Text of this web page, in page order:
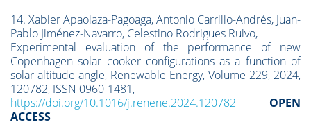
14. Xabier Apaolaza-Pagoaga, Antonio Carrillo-Andrés, Juan-
Pablo Jiménez-Navarro, Celestino Rodrigues Ruivo,
Experimental evaluation of the performance of new
Copenhagen solar cooker configurations as a function of
solar altitude angle, Renewable Energy, Volume 229, 2024,
120782, ISSN 0960-1481,
https://doi.org/10.1016/j.renene.2024.120782
OPEN
ACCESS